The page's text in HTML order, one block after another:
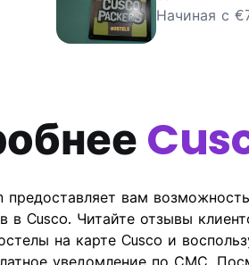
Начиная с
предоставляет вам
в Cusco. Читайте отзывы
на карте Cusco и